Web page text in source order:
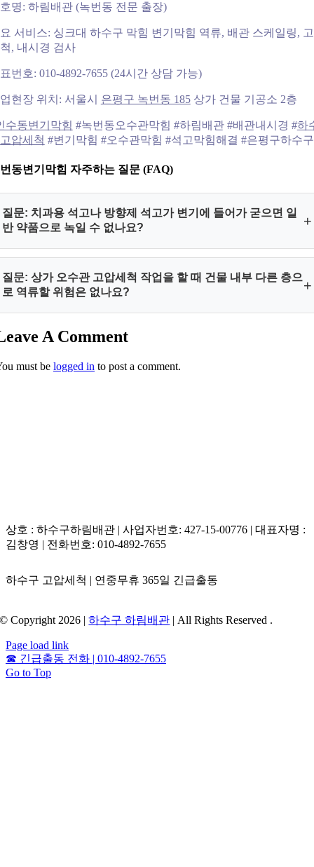
명: 하림배관 (녹번동 전문 출장)
서비스: 싱크대 하수구 막힘 변기막힘 역류, 배관 스케일링,
, 내시경 검사
번호: 010-4892-7655 (24시간 상담 가능)
현장 위치: 서울시 은평구 녹번동 185상가 건물 기공소 2층
수동변기막힘 #녹번동오수관막힘 #하림배관 #배관내시경 #하
압세척 #변기막힘 #오수관막힘 #석고막힘해결 #은평구하수구
동변기막힘 자주하는 질문 (FAQ)
질문: 치과용 석고나 방향제 석고가 변기에 들어가 굳으면 일
반 약품으로 녹일 수 없나요?
+
답변: 치과용 석고 가루 성분은 물과 반응하여 화학적으로 경화
되는 불용성 석회 물질이므로 시중에서 파는 일반 염산이나 배
을 이용해 물리적으로 깎아내는 스케일링 시공을 받아야 합니
질문: 상가 오수관 고압세척 작업을 할 때 건물 내부 다른 층으
로 역류할 위험은 없나요?
+
답변: 하림배관은 시공 전 배관내시경 카메라를 진입시켜 관로
물이 하류로 밀려가 2차 막힘을 유발하지 않도록 고성능 석션기
A Comment
must be logged in to post a comment.
상호 : 하수구하림배관 | 사업자번호: 427-15-00776 | 대표자명 :
김창영 | 전화번호: 010-4892-7655
하수구 고압세척 | 연중무휴 365일 긴급출동
© Copyright 2026 |하수구 하림배관 | All Rights Reserved .
Page load link
☎ 긴급출동 전화 | 010-4892-7655
Go to Top